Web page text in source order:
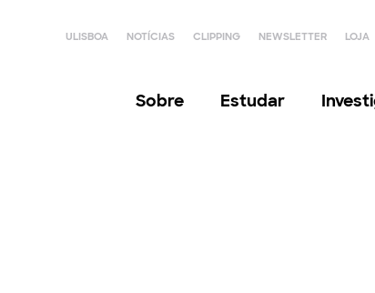
ULISBOA NOTÍCIAS CLIPPING NEWSLETTER LOJA
Sobre Estudar